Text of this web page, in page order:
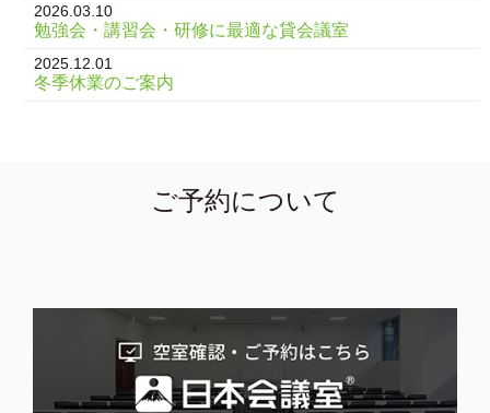
2026.03.10
勉強会・講習会・研修に最適な貸会議室
2025.12.01
冬季休業のご案内
ご予約について